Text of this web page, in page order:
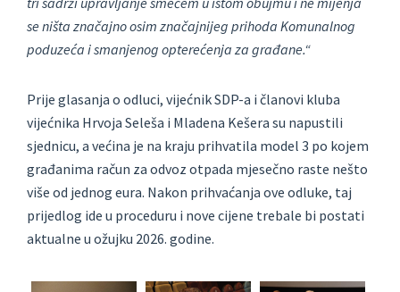
se ništa značajno osim značajnijeg prihoda Komunalnog
poduzeća i smanjenog opterećenja za građane.“
Prije glasanja o odluci, vijećnik SDP-a i članovi kluba
vijećnika Hrvoja Seleša i Mladena Kešera su napustili
sjednicu, a većina je na kraju prihvatila model 3 po kojem
građanima račun za odvoz otpada mjesečno raste nešto
više od jednog eura. Nakon prihvaćanja ove odluke, taj
prijedlog ide u proceduru i nove cijene trebale bi postati
aktualne u ožujku 2026. godine.